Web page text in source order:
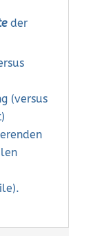
der
(versus